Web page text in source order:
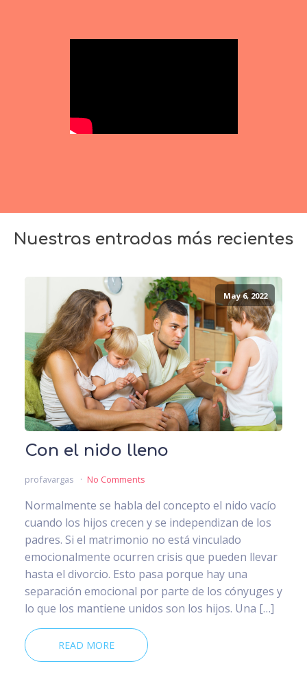
Nuestras entradas más recientes
May 6, 2022
Con el nido lleno
profavargas No Comments
Normalmente se habla del concepto el nido vacío
cuando los hijos crecen y se independizan de los
padres. Si el matrimonio no está vinculado
emocionalmente ocurren crisis que pueden llevar
hasta el divorcio. Esto pasa porque hay una
separación emocional por parte de los cónyuges y
lo que los mantiene unidos son los hijos. Una […]
READ MORE